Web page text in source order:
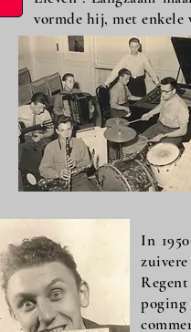
vormde hij, met enkele
In